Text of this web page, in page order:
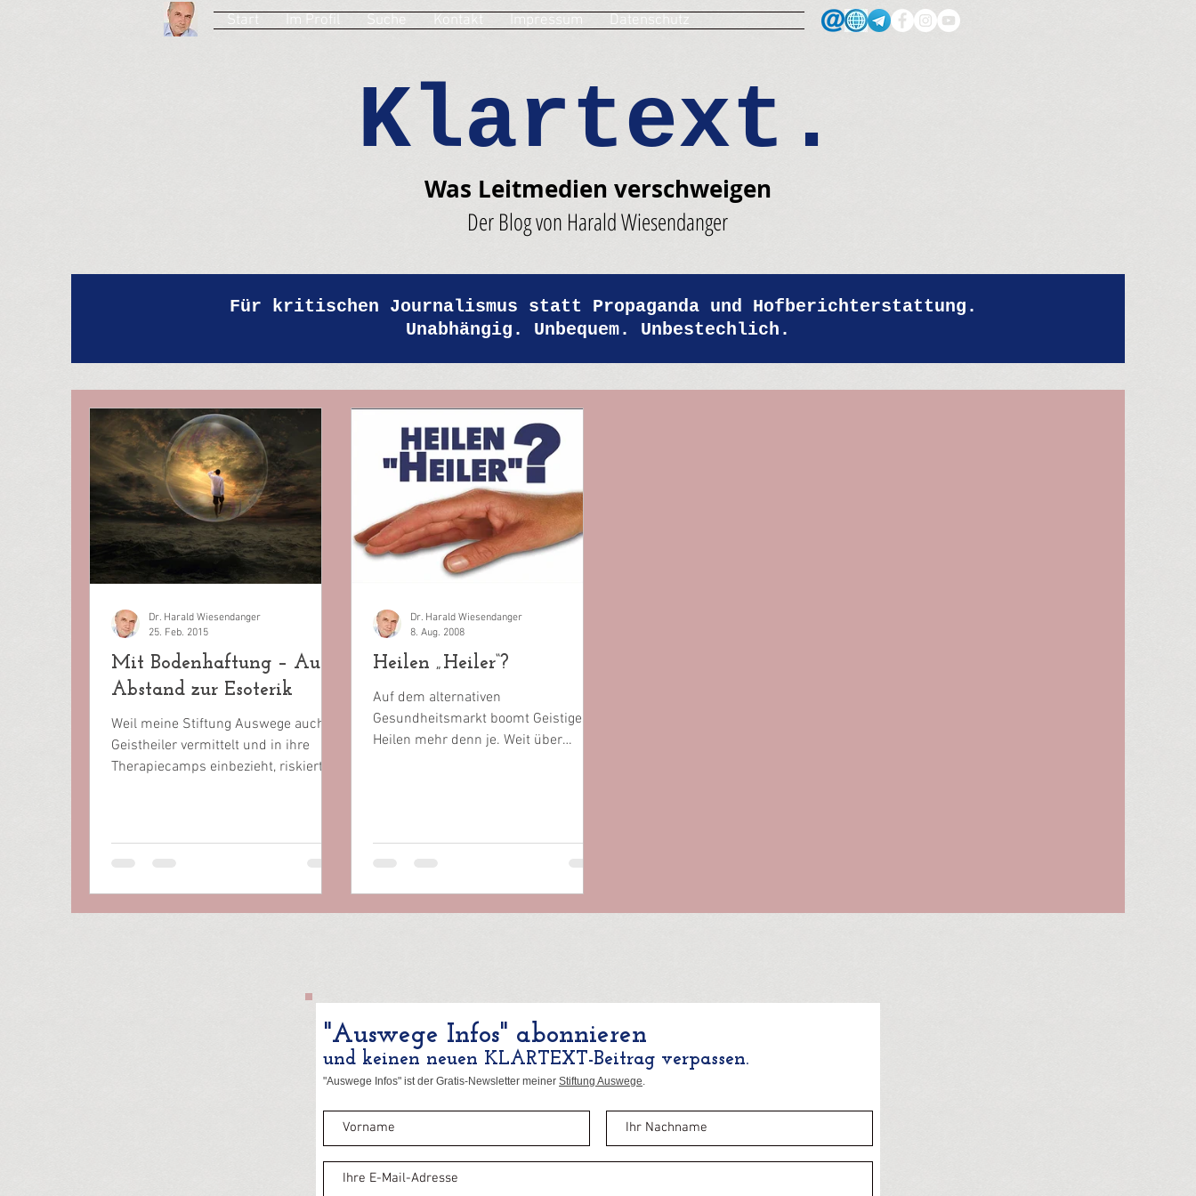
Start Im Profil Suche Kontakt Impressum Datenschutz
Klartext.
Was Leitmedien verschweigen
Der Blog von Harald Wiesendanger
Für kritischen Journalismus statt Propaganda und Hofberichterstattung.
Unabhängig. Unbequem. Unbestechlich.
Mit Bodenhaftung – Auf
Abstand zur Esoterik
Weil meine Stiftung Auswege auch
Geistheiler vermittelt und in ihre
Therapiecamps einbezieht, riskiert
Dr. Harald Wiesendanger
25. Feb. 2015
Heilen „Heiler“?
Auf dem alternativen
Gesundheitsmarkt boomt Geistiges
Heilen mehr denn je. Weit über
Dr. Harald Wiesendanger
8. Aug. 2008
"Auswege Infos" abonnieren
und keinen neuen KLARTEXT-Beitrag verpassen.
"Auswege Infos" ist der Gratis-Newsletter meiner Stiftung Auswege